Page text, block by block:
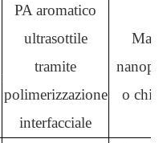
PA aromatico
ultrasottile
tramite
polimerizzazione
interfacciale
o